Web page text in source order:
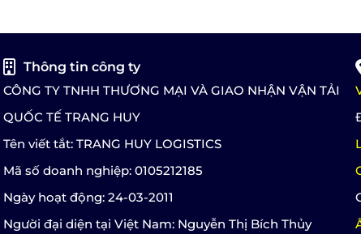
Thông tin công ty
CÔNG TY TNHH THƯƠNG MẠI VÀ GIAO NHẬN VẬN TẢI
QUỐC TẾ TRANG HUY
Tên viết tắt: TRANG HUY LOGISTICS
Mã số doanh nghiệp: 0105212185
Ngày hoạt động: 24-03-2011
Người đại diện tại Việt Nam: Nguyễn Thị Bích Thủy